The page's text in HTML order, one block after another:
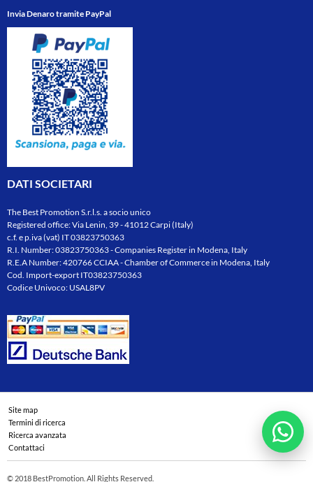
Invia Denaro tramite PayPal
DATI SOCIETARI
The Best Promotion S.r.l.s. a socio unico
Registered office: Via Lenin, 39 - 41012 Carpi (Italy)
c.f. e p.iva (vat) IT 03823750363
R.I. Number: 03823750363 - Companies Register in Modena, Italy
R.E.A Number: 420766 CCIAA - Chamber of Commerce in Modena, Italy
Cod. Import-export IT03823750363
Codice Univoco: USAL8PV
Site map
Termini di ricerca
Ricerca avanzata
Contattaci
© 2018 BestPromotion. All Rights Reserved.